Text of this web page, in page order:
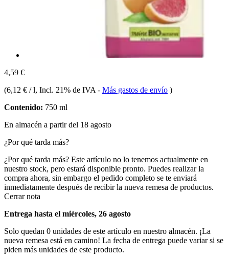
4,59 €
(6,12 € / l, Incl. 21% de IVA - Más gastos de envío )
Contenido: 750 ml
En almacén a partir del 18 agosto
¿Por qué tarda más?
¿Por qué tarda más? Este artículo no lo tenemos actualmente en
nuestro stock, pero estará disponible pronto. Puedes realizar la
compra ahora, sin embargo el pedido completo se te enviará
inmediatamente después de recibir la nueva remesa de productos.
Cerrar nota
Entrega hasta el miércoles, 26 agosto
Solo quedan 0 unidades de este artículo en nuestro almacén. ¡La
nueva remesa está en camino! La fecha de entrega puede variar si se
piden más unidades de este producto.